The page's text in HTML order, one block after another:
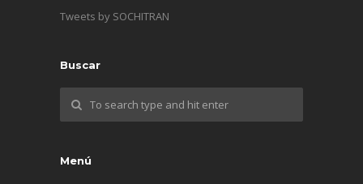
Tweets by SOCHITRAN
Buscar
Menú